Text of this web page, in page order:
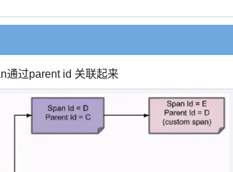
通过parent id 关联起来